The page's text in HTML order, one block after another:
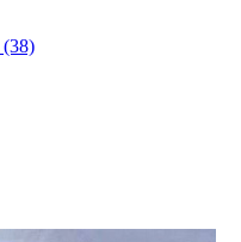
(38)